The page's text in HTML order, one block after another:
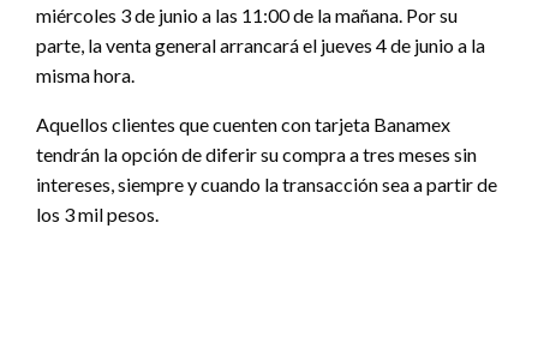
miércoles 3 de junio a las 11:00 de la mañana. Por su
parte, la venta general arrancará el jueves 4 de junio a la
misma hora.
Aquellos clientes que cuenten con tarjeta Banamex
tendrán la opción de diferir su compra a tres meses sin
intereses, siempre y cuando la transacción sea a partir de
los 3 mil pesos.